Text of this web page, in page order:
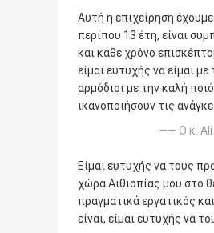
Αυτή η επιχείρηση
περίπου 13 έτη, είναι
και κάθε χρόνο
είμαι ευτυχής να είμαι με
αρμόδιοι με την καλή
ικανοποιήσουν τις
—— Ο κ. Ali
Είμαι ευτυχής να τους
χώρα Αιθιοπίας μου στο
πραγματικά εργατικός
είναι, είμαι ευτυχής να